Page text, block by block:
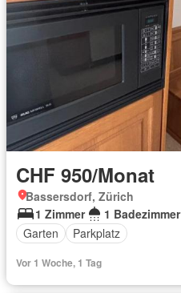
CHF 950/Monat
Bassersdorf, Zürich
1 Zimmer
1 Badezimmer
Garten
Parkplatz
Vor 1 Woche, 1 Tag